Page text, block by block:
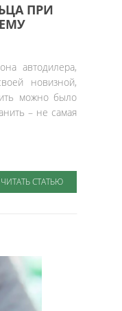
ПРИ
автодилера,
новизной,
можно было
– не самая
ЧИТАТЬ СТАТЬЮ